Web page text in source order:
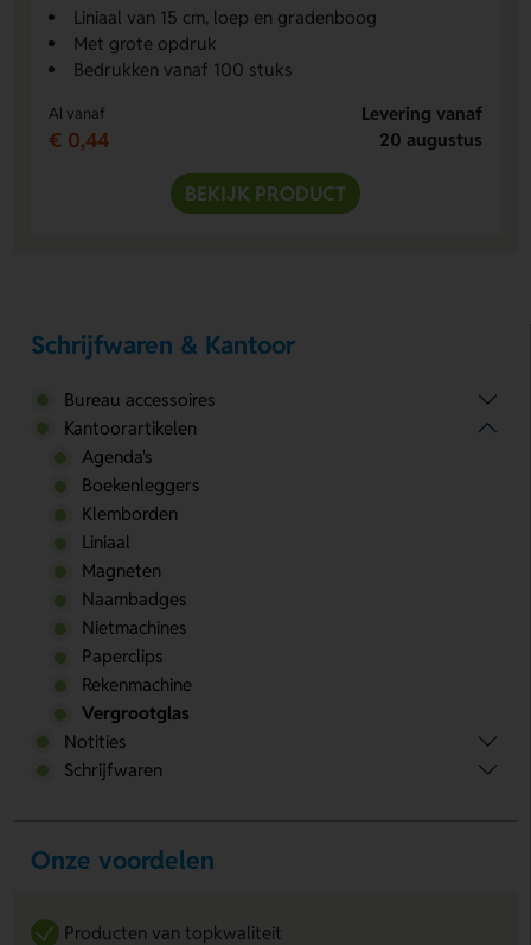
Liniaal van 15 cm, loep en gradenboog
Met grote opdruk
Bedrukken vanaf 100 stuks
Al vanaf
€ 0,44
Levering vanaf
20 augustus
BEKIJK PRODUCT
Schrijfwaren & Kantoor
Bureau accessoires
Kantoorartikelen
Agenda's
Boekenleggers
Klemborden
Liniaal
Magneten
Naambadges
Nietmachines
Paperclips
Rekenmachine
Vergrootglas
Notities
Schrijfwaren
Onze voordelen
Producten van topkwaliteit